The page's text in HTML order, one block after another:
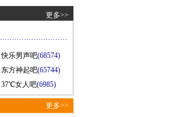
更多>>
快乐男声吧(68574)
东方神起吧(65744)
37℃女人吧(6985)
更多>>